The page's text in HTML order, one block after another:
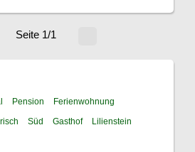
Seite 1/1
Pension
Ferienwohnung
Süd Gasthof
Lilienstein